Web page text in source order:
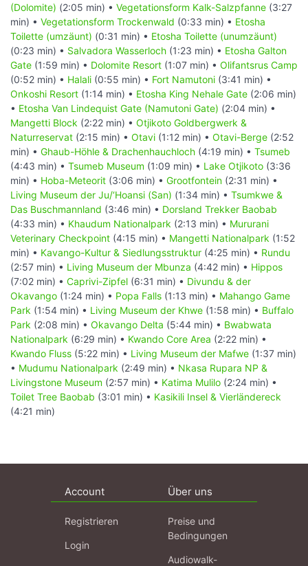
(Dolomite) (2:05 min) • Vegetationsform Kalk-Salzpfanne (3:27
min) • Vegetationsform Trockenwald (0:33 min) • Etosha
Toilette (umzäunt) (0:31 min) • Etosha Toilette (unumzäunt)
(0:23 min) • Salvadora Wasserloch (1:23 min) • Etosha Galton
Gate (1:59 min) • Dolomite Resort (1:07 min) • Olifantsrus Camp
(0:52 min) • Halali (0:55 min) • Fort Namutoni (3:41 min) •
Onkoshi Resort (1:14 min) • Etosha King Nehale Gate (2:06 min)
• Etosha Van Lindequist Gate (Namutoni Gate) (2:04 min) •
Mangetti Block (2:22 min) • Otjikoto Goldbergwerk &
Naturreservat (2:15 min) • Otavi (1:12 min) • Otavi-Berge (2:52
min) • Ghaub-Höhle & Drachenhauchloch (4:19 min) • Tsumeb
(4:43 min) • Tsumeb Museum (1:09 min) • Lake Otjikoto (3:36
min) • Hoba-Meteorit (3:06 min) • Grootfontein (2:31 min) •
Living Museum der Ju/‘Hoansi (San) (1:34 min) • Tsumkwe &
Das Buschmannland (3:46 min) • Dorsland Trekker Baobab
(4:33 min) • Khaudum Nationalpark (2:13 min) • Mururani
Veterinary Checkpoint (4:15 min) • Mangetti Nationalpark (1:52
min) • Kavango-Kultur & Siedlungsstruktur (4:25 min) • Rundu
(2:57 min) • Living Museum der Mbunza (4:42 min) • Hippos
(7:02 min) • Caprivi-Zipfel (6:31 min) • Divundu & der
Okavango (1:24 min) • Popa Falls (1:13 min) • Mahango Game
Park (1:54 min) • Living Museum der Khwe (1:58 min) • Buffalo
Park (2:08 min) • Okavango Delta (5:44 min) • Bwabwata
Nationalpark (6:29 min) • Kwando Core Area (2:22 min) •
Kwando Fluss (5:22 min) • Living Museum der Mafwe (1:37 min)
• Mudumu Nationalpark (2:49 min) • Nkasa Rupara NP &
Livingstone Museum (2:57 min) • Katima Mulilo (2:24 min) •
Toilet Tree Baobab (3:01 min) • Kasikili Insel & Vierländereck
(4:21 min)
Account
Registrieren
Login
Über uns
Preise und
Bedingungen
Audiowalk-